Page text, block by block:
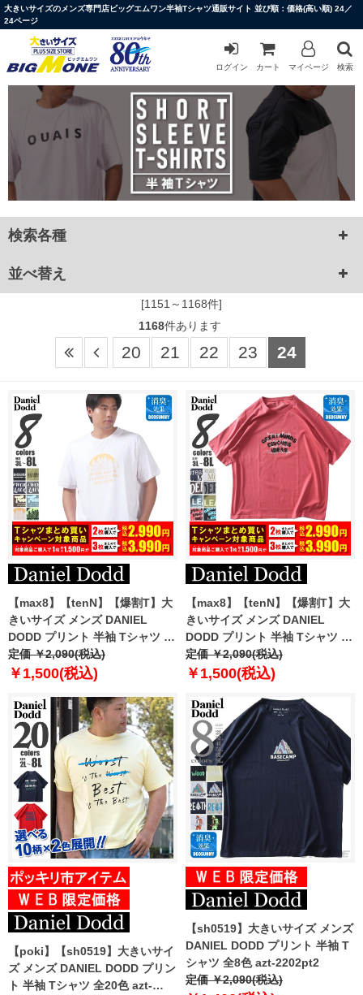
大きいサイズのメンズ専門店ビッグエムワン半袖Tシャツ通販サイト 並び順：価格(高い順) 24／
24ページ
ログイン カート マイページ 検索
検索各種
並べ替え
[1151～1168件]
1168件あります
20 21 22 23 24
【max8】【tenN】【爆割T】大
きいサイズ メンズ DANIEL
DODD プリント 半袖 Tシャツ 全
8色 azt-2502pt7 【t2501】
定価 ￥2,090(税込)
￥1,500(税込)
【max8】【tenN】【爆割T】大
きいサイズ メンズ DANIEL
DODD プリント 半袖 Tシャツ 全
8色 azt-2502pt8
定価 ￥2,090(税込)
￥1,500(税込)
【poki】【sh0519】大きいサイ
ズ メンズ DANIEL DODD プリン
ト 半袖 Tシャツ 全20色 azt-
【sh0519】大きいサイズ メンズ
DANIEL DODD プリント 半袖 T
シャツ 全8色 azt-2202pt2
定価 ￥2,090(税込)